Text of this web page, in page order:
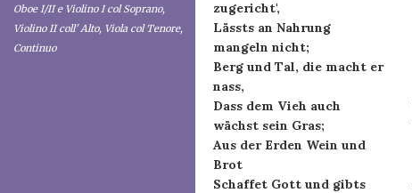
Oboe I/II e Violino I col Soprano,
Violino II coll' Alto, Viola col Tenore,
Continuo
zugericht',
Lässts an Nahrung
mangeln nicht;
Berg und Tal, die macht er
nass,
Dass dem Vieh auch
wächst sein Gras;
Aus der Erden Wein und
Brot
Schaffet Gott und gibts